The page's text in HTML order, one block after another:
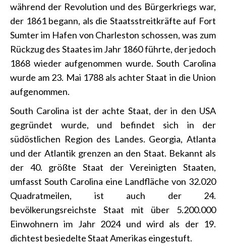
während der Revolution und des Bürgerkriegs war,
der 1861 begann, als die Staatsstreitkräfte auf Fort
Sumter im Hafen von Charleston schossen, was zum
Rückzug des Staates im Jahr 1860 führte, der jedoch
1868 wieder aufgenommen wurde. South Carolina
wurde am 23. Mai 1788 als achter Staat in die Union
aufgenommen.
South Carolina ist der achte Staat, der in den USA
gegründet wurde, und befindet sich in der
südöstlichen Region des Landes. Georgia, Atlanta
und der Atlantik grenzen an den Staat. Bekannt als
der 40. größte Staat der Vereinigten Staaten,
umfasst South Carolina eine Landfläche von 32.020
Quadratmeilen, ist auch der 24.
bevölkerungsreichste Staat mit über 5.200.000
Einwohnern im Jahr 2024 und wird als der 19.
dichtest besiedelte Staat Amerikas eingestuft.